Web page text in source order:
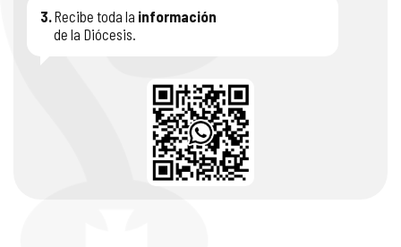
3.Recibe toda la información
de la Diócesis.